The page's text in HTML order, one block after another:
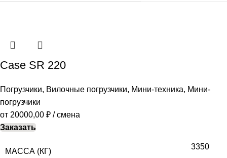
Case SR 220
Погрузчики, Вилочные погрузчики, Мини-техника, Мини-
погрузчики
от 20000,00 ₽ / смена
Заказать
МАССА (КГ)
3350